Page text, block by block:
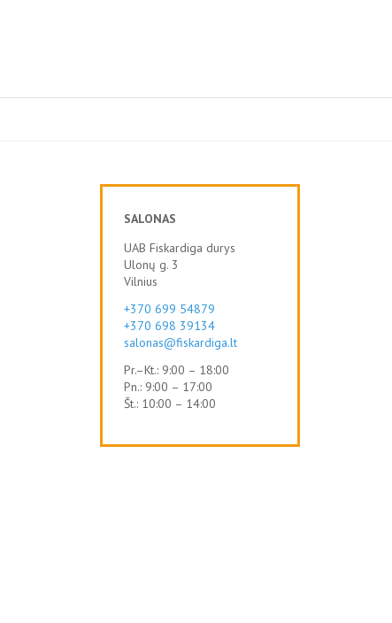
SALONAS
UAB Fiskardiga durys
Ulonų g. 3
Vilnius
+370 699 54879
+370 698 39134
salonas@fiskardiga.lt
Pr.–Kt.: 9:00 – 18:00
Pn.: 9:00 – 17:00
Št.: 10:00 – 14:00